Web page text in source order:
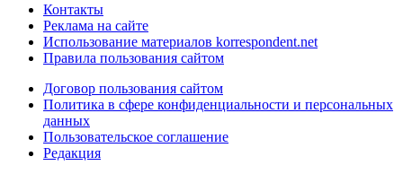
Контакты
Реклама на сайте
Использование материалов korrespondent.net
Правила пользования сайтом
Договор пользования сайтом
Политика в сфере конфиденциальности и персональных
данных
Пользовательское соглашение
Редакция